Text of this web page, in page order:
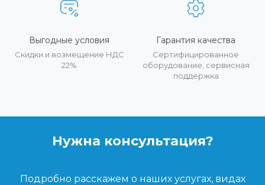
Выгодные условия
Скидки и возмещение НДС
22%
Гарантия качества
Сертифицированное
оборудование, сервисная
поддержка
Нужна консультация?
Подробно расскажем о наших услугах, видах